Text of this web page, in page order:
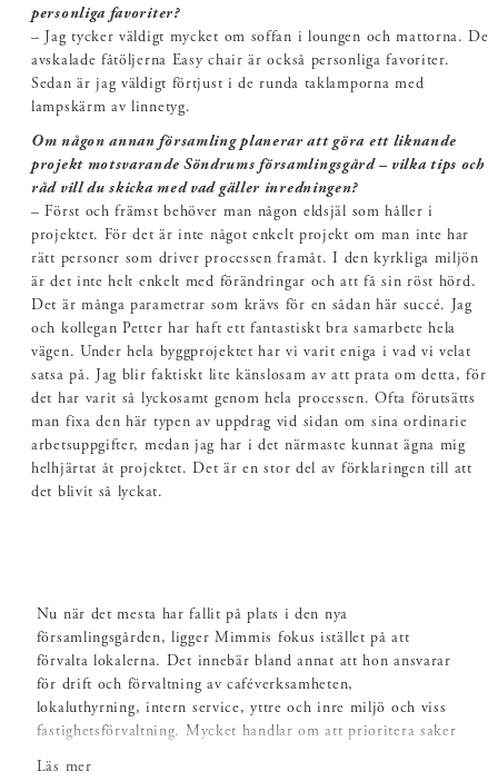
personliga favoriter?
– Jag tycker väldigt mycket om soffan i loungen och mattorna. De
avskalade fåtöljerna Easy chair är också personliga favoriter.
Sedan är jag väldigt förtjust i de runda taklamporna med
lampskärm av linnetyg.
Om någon annan församling planerar att göra ett liknande
projekt motsvarande Söndrums församlingsgård – vilka tips och
råd vill du skicka med vad gäller inredningen?
– Först och främst behöver man någon eldsjäl som håller i
projektet. För det är inte något enkelt projekt om man inte har
rätt personer som driver processen framåt. I den kyrkliga miljön
är det inte helt enkelt med förändringar och att få sin röst hörd.
Det är många parametrar som krävs för en sådan här succé. Jag
och kollegan Petter har haft ett fantastiskt bra samarbete hela
vägen. Under hela byggprojektet har vi varit eniga i vad vi velat
satsa på. Jag blir faktiskt lite känslosam av att prata om detta, för
det har varit så lyckosamt genom hela processen. Ofta förutsätts
man fixa den här typen av uppdrag vid sidan om sina ordinarie
arbetsuppgifter, medan jag har i det närmaste kunnat ägna mig
helhjärtat åt projektet. Det är en stor del av förklaringen till att
det blivit så lyckat.
Nu när det mesta har fallit på plats i den nya
församlingsgården, ligger Mimmis fokus istället på att
förvalta lokalerna. Det innebär bland annat att hon ansvarar
för drift och förvaltning av caféverksamheten,
lokaluthyrning, intern service, yttre och inre miljö och viss
fastighetsförvaltning. Mycket handlar om att prioritera saker
Läs mer